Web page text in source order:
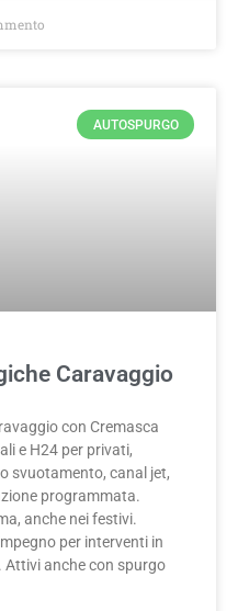
AUTOSPURGO
Caravaggio
con Cremasca
e H24 per privati,
svuotamento, canal jet,
programmata.
anche nei festivi.
per interventi in
anche con spurgo